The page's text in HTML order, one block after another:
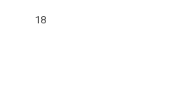
18